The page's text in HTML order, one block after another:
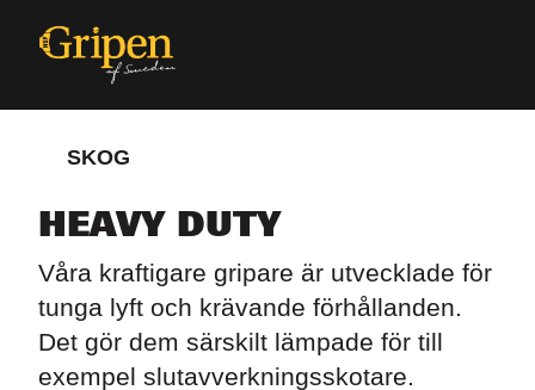
SKOG
HEAVY DUTY
Våra kraftigare gripare är utvecklade för
tunga lyft och krävande förhållanden.
Det gör dem särskilt lämpade för till
exempel slutavverkningsskotare.